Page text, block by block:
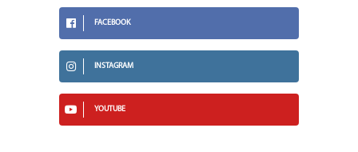
FACEBOOK
INSTAGRAM
YOUTUBE